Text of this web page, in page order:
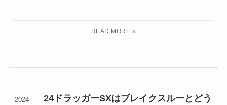
24ドラッガーSXはブレイクスルーとどう
2024